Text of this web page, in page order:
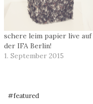
schere leim papier live auf
der IFA Berlin!
1. September 2015
Schlagworte:
#featured